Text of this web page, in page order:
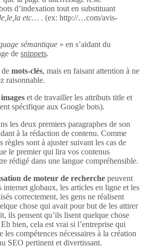
d’indexation tout en substituant
etc… . (ex: http://…com/avis-
sémantique » en s’aidant du
de snippets.
mots-clés, mais en faisant attention à ne
raisonnable.
images et de travailler les attributs title et
spécifique aux Google bots).
les deux premiers paragraphes de son
à la rédaction de contenu. Comme
règles sont à ajuster suivant les cas de
le premier qui lira vos contenus
rédigé dans une langue compréhensible.
de moteur de recherche peuvent
internet globaux, les articles en ligne et les
correctement, les gens ne réalisent
chose qui avait pour but de les attirer
ils pensent qu’ils lisent quelque chose
bien, cela est vrai si l’entreprise qui
compétences nécessaires à la création
SEO pertinent et divertissant.